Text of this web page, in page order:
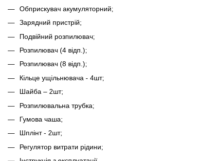
Обприскувач акумуляторний;
Зарядний пристрій;
Подвійний розпилювач;
Розпилювач (4 відп.);
Розпилювач (8 відп.);
Кільце ущільнювача - 4шт;
Шайба – 2шт;
Розпилювальна трубка;
Гумова чаша;
Шплінт - 2шт;
Регулятор витрати рідини;